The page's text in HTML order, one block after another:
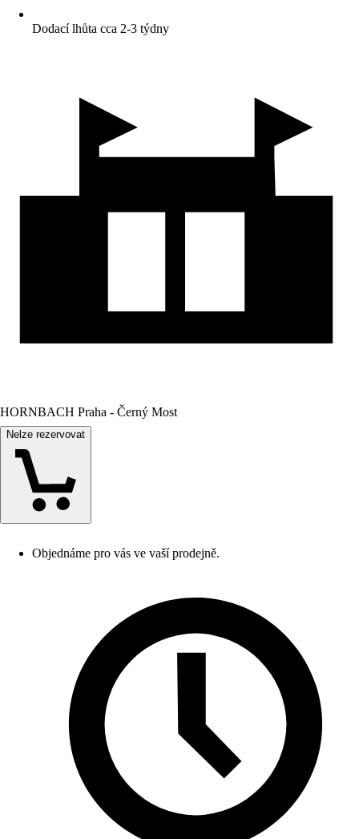
Dodací lhůta cca 2-3 týdny
HORNBACH Praha - Černý Most
Nelze rezervovat
Objednáme pro vás ve vaší prodejně.